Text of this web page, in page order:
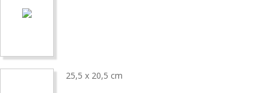
25,5 x 20,5 cm